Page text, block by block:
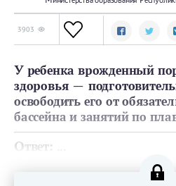
3903
У ребенка врожденный
здоровья —
освободить его от
бассейна и занятий по
Ответ: